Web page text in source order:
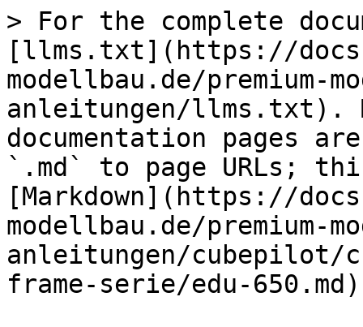
> For the complete
[llms.txt](https://
modellbau.de/premium-
anleitungen/llms.txt).
documentation pages
`.md` to page URLs;
[Markdown](https://
modellbau.de/premium-
anleitungen/cubepilot/
frame-serie/edu-